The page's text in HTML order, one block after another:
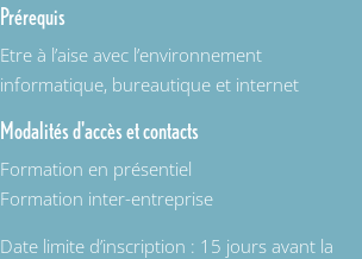
Prérequis
Etre à l’aise avec l’environnement
informatique, bureautique et internet
Modalités d'accès et contacts
Formation en présentiel
Formation inter-entreprise
Date limite d’inscription : 15 jours avant la